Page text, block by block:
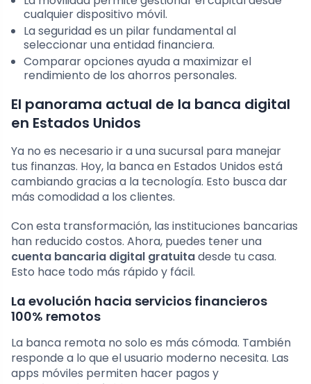
cualquier dispositivo móvil.
La seguridad es un pilar fundamental al
seleccionar una entidad financiera.
Comparar opciones ayuda a maximizar el
rendimiento de los ahorros personales.
El panorama actual de la banca digital
en Estados Unidos
Ya no es necesario ir a una sucursal para manejar
tus finanzas. Hoy, la banca en Estados Unidos está
cambiando gracias a la tecnología. Esto busca dar
más comodidad a los clientes.
Con esta transformación, las instituciones bancarias
han reducido costos. Ahora, puedes tener una
cuenta bancaria digital gratuitadesde tu casa.
Esto hace todo más rápido y fácil.
La evolución hacia servicios financieros
100% remotos
La banca remota no solo es más cómoda. También
responde a lo que el usuario moderno necesita. Las
apps móviles permiten hacer pagos y